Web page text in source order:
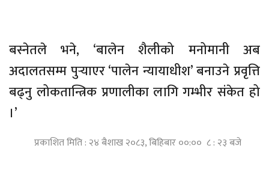
बस्नेतले भने, ‘बालेन शैलीको मनोमानी अब
अदालतसम्म पुर्‍याएर ‘पालेन न्यायाधीश’ बनाउने प्रवृत्ति
बढ्नु लोकतान्त्रिक प्रणालीका लागि गम्भीर संकेत हो
।’
प्रकाशित मिति : २४ बैशाख २०८३, बिहिबार ००:०० ८ : २३ बजे